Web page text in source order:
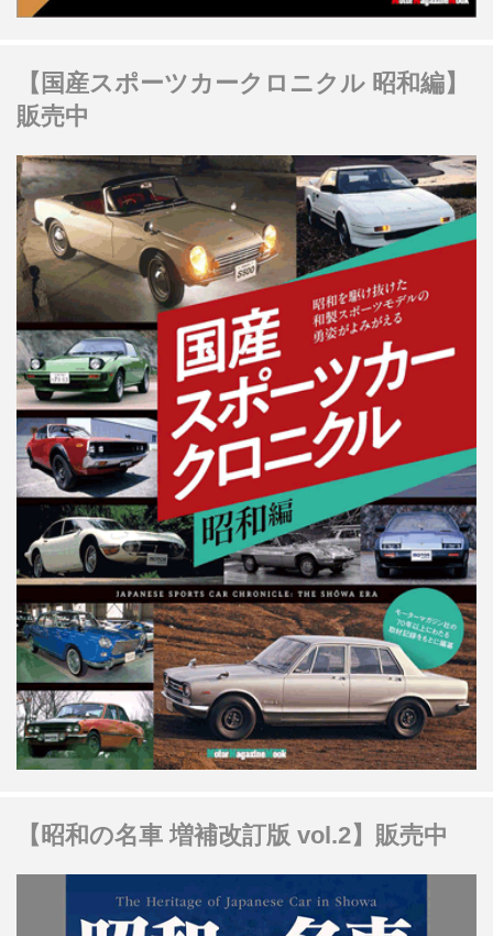
【国産スポーツカークロニクル 昭和編】
販売中
【昭和の名車 増補改訂版 vol.2】販売中